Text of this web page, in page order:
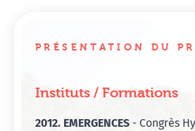
PRÉSENTATION DU
Instituts / Formations
2012. EMERGENCES - Congrès